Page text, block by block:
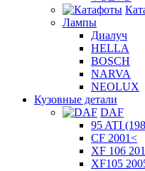
Лампы
Диалуч
HELLA
BOSCH
NARVA
NEOLUX
Кузовные детали
DAF
95 ATI
CF 2001<
XF 106
XF105